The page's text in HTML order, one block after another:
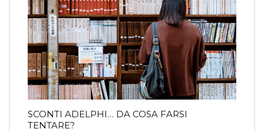
SCONTI ADELPHI… DA COSA FARSI
TENTARE?